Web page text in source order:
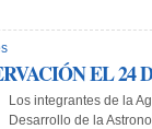
EL 24
Los integrantes de la
Desarrollo de la